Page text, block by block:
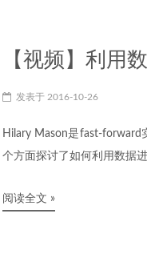
【视频】利用
发表于 2016-10-26
Hilary Mason是fast-forward
个方面探讨了如何利用数据
阅读全文 »